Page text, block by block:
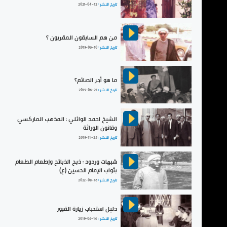
تاريخ النشر :2021-04-12
من هم السابقون المقربون ؟
تاريخ النشر :2019-06-10
ما هو أجر الصائم؟
تاريخ النشر :2019-06-21
الشيخ احمد الوائلي : المذهب الماركسي
وقانون الوراثة
تاريخ النشر :2019-11-25
شبهات وردود : ذبح الذبائح وإطعام الطعام
بثواب الإمام الحسين (ع)
تاريخ النشر :2022-08-16
دليل استحباب زيارة القبور
تاريخ النشر : 2019-06-14